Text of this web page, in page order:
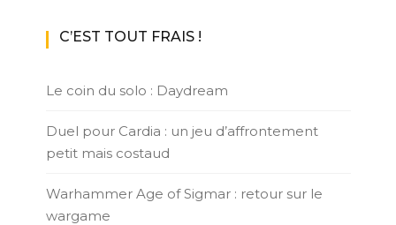
C’EST TOUT FRAIS !
Le coin du solo : Daydream
Duel pour Cardia : un jeu d’affrontement
petit mais costaud
Warhammer Age of Sigmar : retour sur le
wargame